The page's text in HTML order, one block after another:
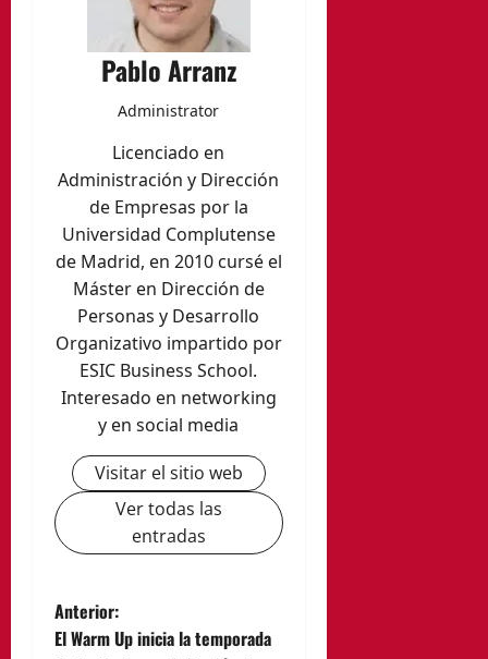
Pablo Arranz
Administrator
Licenciado en
Administración y Dirección
de Empresas por la
Universidad Complutense
de Madrid, en 2010 cursé el
Máster en Dirección de
Personas y Desarrollo
Organizativo impartido por
ESIC Business School.
Interesado en networking
y en social media
Visitar el sitio web
Ver todas las
entradas
N
Anterior:
El Warm Up inicia la temporada